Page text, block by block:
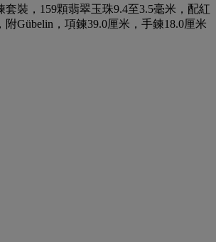
套裝，159顆翡翠玉珠9.4至3.5毫米，配紅
Gübelin，項鍊39.0厘米，手鍊18.0厘米